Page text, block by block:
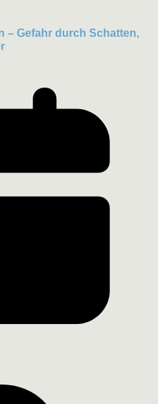
– Gefahr durch Schatten,